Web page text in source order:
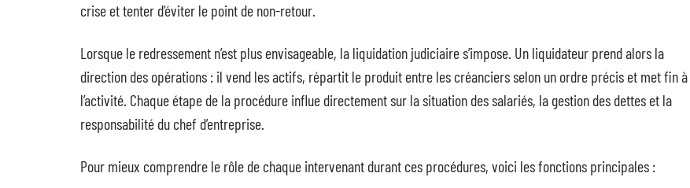
crise et tenter d’éviter le point de non-retour.
Lorsque le redressement n’est plus envisageable, la liquidation judiciaire s’impose. Un liquidateur prend alors la
direction des opérations : il vend les actifs, répartit le produit entre les créanciers selon un ordre précis et met fin à
l’activité. Chaque étape de la procédure influe directement sur la situation des salariés, la gestion des dettes et la
responsabilité du chef d’entreprise.
Pour mieux comprendre le rôle de chaque intervenant durant ces procédures, voici les fonctions principales :